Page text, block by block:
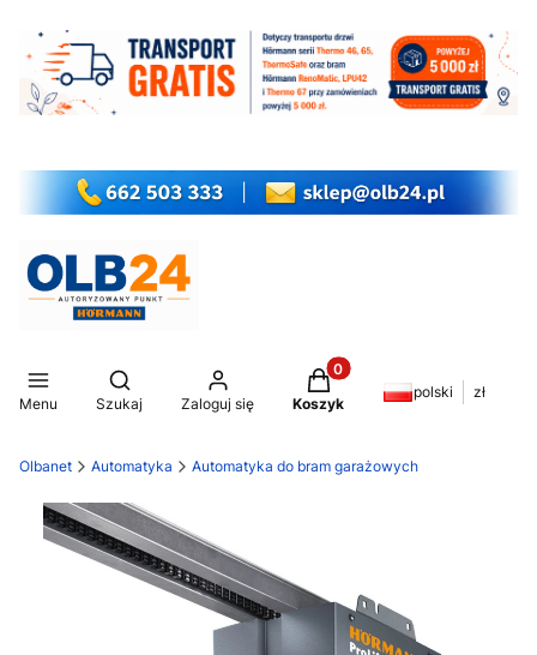
Menu
Otwórz wyszukiwarkę
Szukaj Zaloguj się
Produkty w koszyku: 0.
Koszyk
polski zł
Olbanet Automatyka Automatyka do bram garażowych